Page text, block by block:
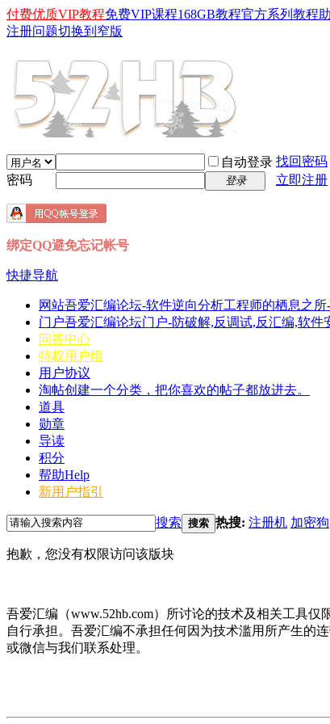
付费优质VIP教程免费VIP课程168GB教程官方系列教程
注册问题切换到窄版
自动登录 找回密码
密码
登录 立即注册
绑定QQ避免忘记帐号
快捷导航
网站吾爱汇编论坛-软件逆向分析工程师的栖息之
门户吾爱汇编论坛门户-防破解,反调试,反汇编,软件
问答中心
特权用户组
用户协议
淘帖创建一个分类，把你喜欢的帖子都放进去。
道具
勋章
导读
积分
帮助Help
新用户指引
搜索 搜索 热搜: 注册机 加密狗
抱歉，您没有权限访问该版块
吾爱汇编（www.52hb.com）所讨论的技术及相关工具
自行承担。吾爱汇编不承担任何因为技术滥用所产生的
或微信与我们联系处理。